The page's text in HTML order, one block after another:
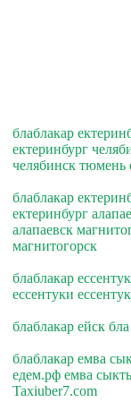
блаблакар
ектеринбург
челябинск тюмень
блаблакар
ектеринбург
алапаевск
магнитогорск
блаблакар
ессентуки
блаблакар ейск
блаблакар емва
едем.рф емва
Taxiuber7.com